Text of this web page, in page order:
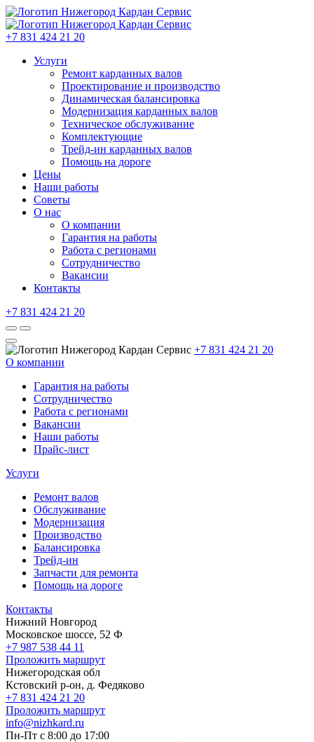
+7 831 424 21 20
Услуги
Ремонт карданных валов
Проектирование и производство
Динамическая балансировка
Модернизация карданных валов
Техническое обслуживание
Комплектующие
Трейд-ин карданных валов
Помощь на дороге
Цены
Наши работы
Советы
О нас
О компании
Гарантия на работы
Работа с регионами
Сотрудничество
Вакансии
Контакты
+7 831 424 21 20
+7 831 424 21 20
О компании
Гарантия на работы
Сотрудничество
Работа с регионами
Вакансии
Наши работы
Прайс-лист
Услуги
Ремонт валов
Обслуживание
Модернизация
Производство
Балансировка
Трейд-ин
Запчасти для ремонта
Помощь на дороге
Контакты
Нижний Новгород
Московское шоссе, 52 Ф
+7 987 538 44 11
Проложить маршрут
Нижегородская обл
Кстовский р-он, д. Федяково
+7 831 424 21 20
Проложить маршрут
info@nizhkard.ru
Пн-Пт с 8:00 до 17:00